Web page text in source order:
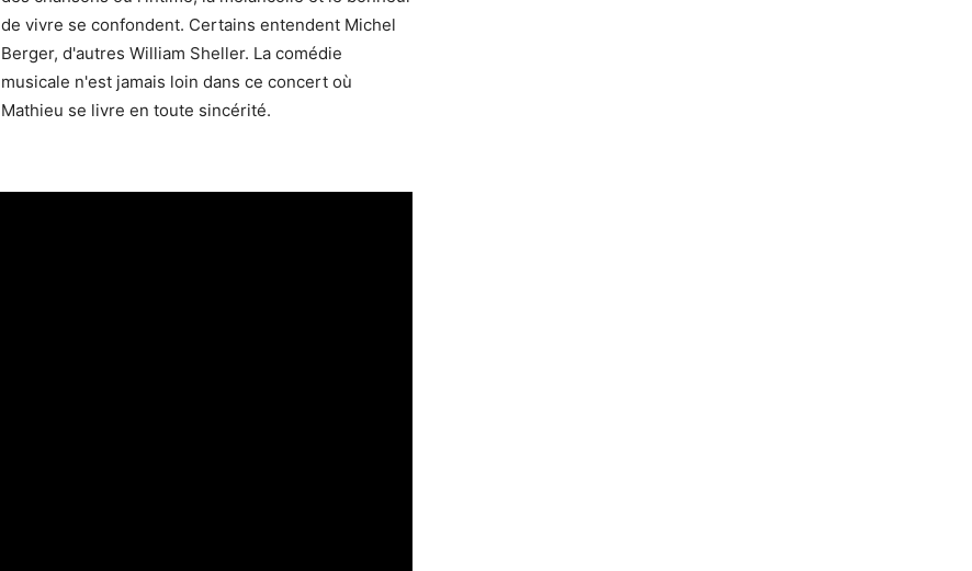
de vivre se confondent. Certains entendent Michel
Berger, d'autres William Sheller. La comédie
musicale n'est jamais loin dans ce concert où
Mathieu se livre en toute sincérité.